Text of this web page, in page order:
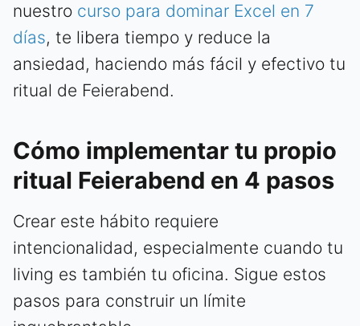
nuestro curso para dominar Excel en 7
días, te libera tiempo y reduce la
ansiedad, haciendo más fácil y efectivo tu
ritual de Feierabend.
Cómo implementar tu propio
ritual Feierabend en 4 pasos
Crear este hábito requiere
intencionalidad, especialmente cuando tu
living es también tu oficina. Sigue estos
pasos para construir un límite